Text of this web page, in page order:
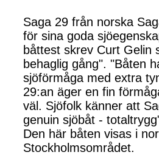
Saga 29 från norska
för sina goda
båttest skrev Curt Gelin
behaglig gång". "Båten
sjöförmåga med extra
29:an äger en fin
väl. Sjöfolk känner att
genuin sjöbåt -
Den här båten visas i
Stockholmsområdet.